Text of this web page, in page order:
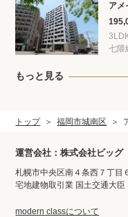
アメ
七隈
もっと見る
トップ 福岡市城南区
運営会社：株式会社ビッグ
札幌市中央区南４条西７丁
宅地建物取引業 国土交通大
modern classについて